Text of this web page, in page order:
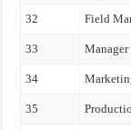
32 Field
33 Manager
34
35